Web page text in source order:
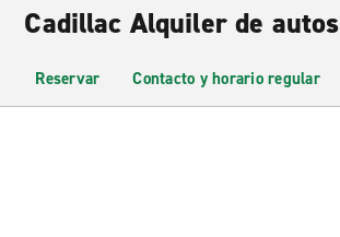
Cadillac Alquiler de autos
Reservar Contacto y horario regular